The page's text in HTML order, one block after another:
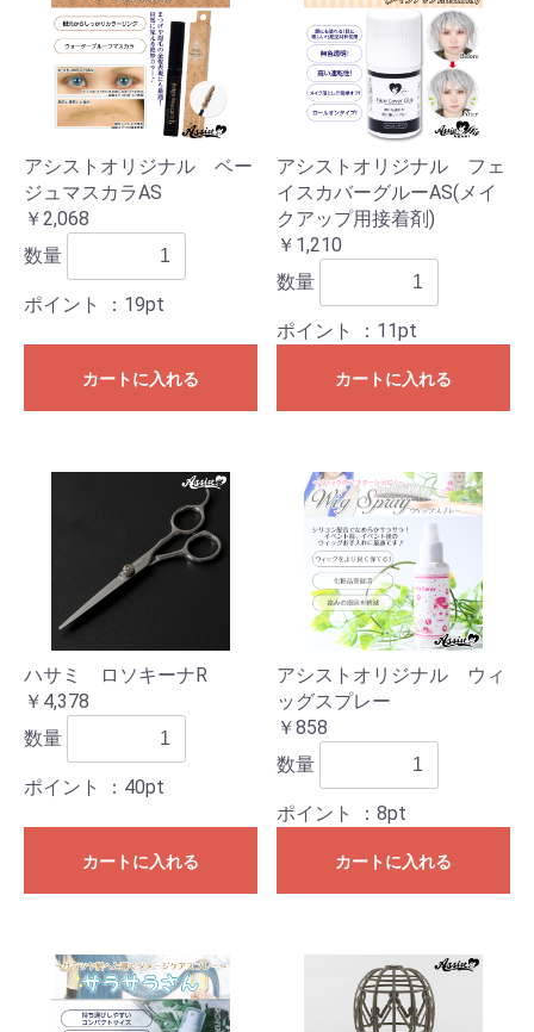
アシストオリジナル ベー
ジュマスカラAS
￥2,068
数量
ポイント ：19pt
カートに入れる
アシストオリジナル フェ
イスカバーグルーAS(メイ
クアップ用接着剤)
￥1,210
数量
ポイント ：11pt
カートに入れる
ハサミ ロソキーナR
￥4,378
数量
ポイント ：40pt
カートに入れる
アシストオリジナル ウィ
ッグスプレー
￥858
数量
ポイント ：8pt
カートに入れる